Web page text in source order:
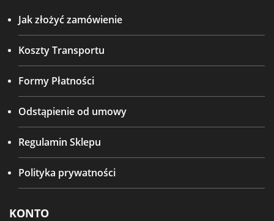
Jak złożyć zamówienie
Koszty Transportu
Formy Płatności
Odstąpienie od umowy
Regulamin Sklepu
Polityka prywatności
KONTO